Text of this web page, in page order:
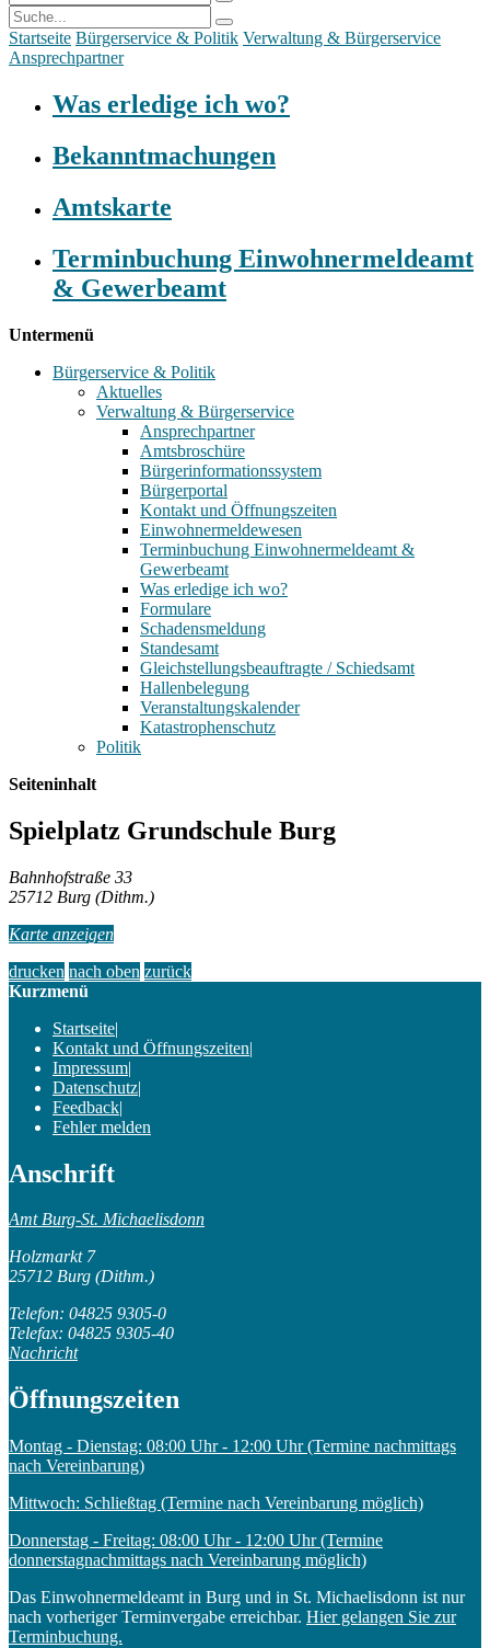
Startseite Bürgerservice & Politik Verwaltung & Bürgerservice
Ansprechpartner
Was erledige ich wo?
Bekanntmachungen
Amtskarte
Terminbuchung Einwohnermeldeamt
& Gewerbeamt
Untermenü
Bürgerservice & Politik
Aktuelles
Verwaltung & Bürgerservice
Ansprechpartner
Amtsbroschüre
Bürgerinformationssystem
Bürgerportal
Kontakt und Öffnungszeiten
Einwohnermeldewesen
Terminbuchung Einwohnermeldeamt &
Gewerbeamt
Was erledige ich wo?
Formulare
Schadensmeldung
Standesamt
Gleichstellungsbeauftragte / Schiedsamt
Hallenbelegung
Veranstaltungskalender
Katastrophenschutz
Politik
Seiteninhalt
Spielplatz Grundschule Burg
Bahnhofstraße 33
25712 Burg (Dithm.)
Karte anzeigen
drucken nach oben zurück
Kurzmenü
Startseite|
Kontakt und Öffnungszeiten|
Impressum|
Datenschutz|
Feedback|
Fehler melden
Anschrift
Amt Burg-St. Michaelisdonn
Holzmarkt 7
25712 Burg (Dithm.)
Telefon: 04825 9305-0
Telefax: 04825 9305-40
Nachricht
Öffnungszeiten
Montag - Dienstag: 08:00 Uhr - 12:00 Uhr (Termine nachmittags
nach Vereinbarung)
Mittwoch: Schließtag (Termine nach Vereinbarung möglich)
Donnerstag - Freitag: 08:00 Uhr - 12:00 Uhr (Termine
donnerstagnachmittags nach Vereinbarung möglich)
Das Einwohnermeldeamt in Burg und in St. Michaelisdonn ist nur
nach vorheriger Terminvergabe erreichbar. Hier gelangen Sie zur
Terminbuchung.